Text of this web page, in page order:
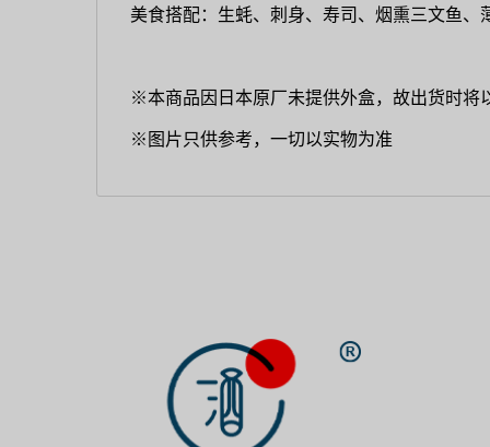
美食搭配：生蚝、刺身、寿司、烟熏三文鱼、
※本商品因日本原厂未提供外盒，故出货时将
※图片只供参考，一切以实物为准